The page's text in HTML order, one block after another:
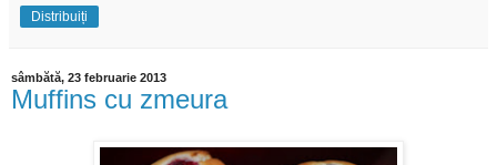
Distribuiți
sâmbătă, 23 februarie 2013
Muffins cu zmeura